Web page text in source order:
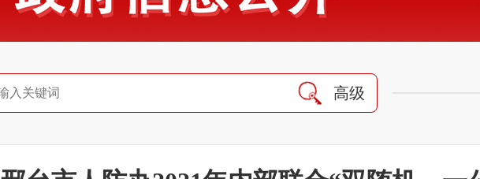
高级